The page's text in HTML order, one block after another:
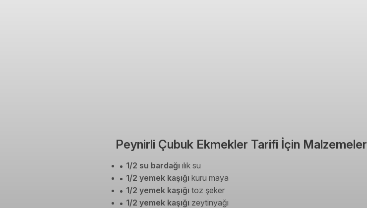
Peynirli Çubuk Ekmekler Tarifi İçin Malzemeler
1/2 su bardağı ılık su
1/2 yemek kaşığı kuru maya
1/2 yemek kaşığı toz şeker
1/2 yemek kaşığı zeytinyağı